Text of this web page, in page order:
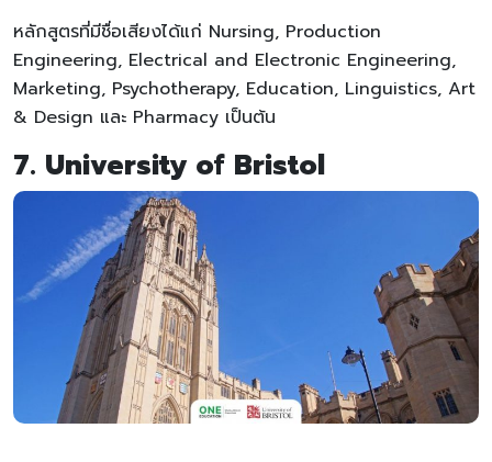
หลักสูตรที่มีชื่อเสียงได้แก่ Nursing, Production
Engineering, Electrical and Electronic Engineering,
Marketing, Psychotherapy, Education, Linguistics, Art
& Design และ Pharmacy เป็นต้น
7. University of Bristol